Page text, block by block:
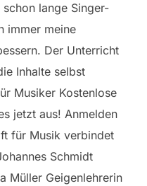
lange Singer-
immer meine
Der Unterricht
Inhalte selbst
Musiker Kostenlose
jetzt aus! Anmelden
für Musik verbindet
Schmidt
Müller Geigenlehrerin